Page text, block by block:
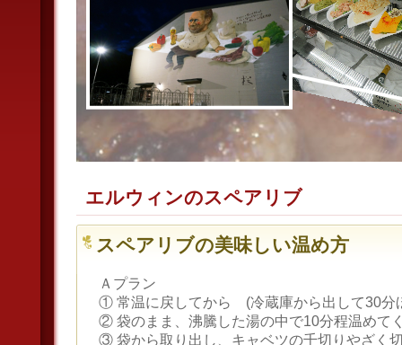
エルウィンのスペアリブ
スペアリブの美味しい温め方
Ａプラン
① 常温に戻してから (冷蔵庫から出して30分
② 袋のまま、沸騰した湯の中で10分程温めて
③ 袋から取り出し、キャベツの千切りやざく